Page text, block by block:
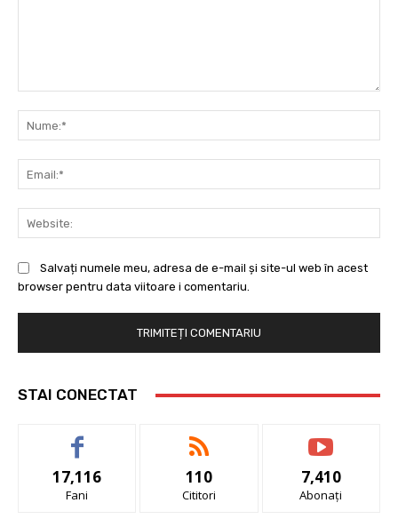
Salvați numele meu, adresa de e-mail și site-ul web în acest
browser pentru data viitoare i comentariu.
STAI CONECTAT
17,116
Fani
110
Cititori
7,410
Abonați